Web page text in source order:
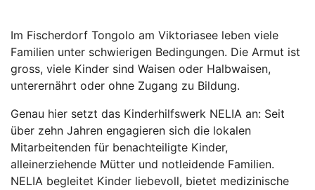
Im Fischerdorf Tongolo am Viktoriasee leben viele
Familien unter schwierigen Bedingungen. Die Armut ist
gross, viele Kinder sind Waisen oder Halbwaisen,
unterernährt oder ohne Zugang zu Bildung.
Genau hier setzt das Kinderhilfswerk NELIA an: Seit
über zehn Jahren engagieren sich die lokalen
Mitarbeitenden für benachteiligte Kinder,
alleinerziehende Mütter und notleidende Familien.
NELIA begleitet Kinder liebevoll, bietet medizinische